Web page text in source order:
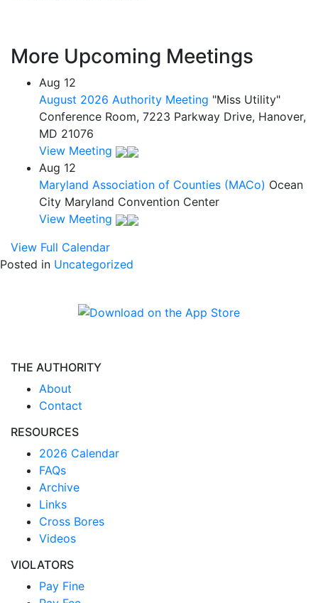
More Upcoming Meetings
Aug 12
August 2026 Authority Meeting "Miss Utility"
Conference Room, 7223 Parkway Drive, Hanover,
MD 21076
View Meeting
Aug 12
Maryland Association of Counties (MACo) Ocean
City Maryland Convention Center
View Meeting
View Full Calendar
Posted in Uncategorized
THE AUTHORITY
About
Contact
RESOURCES
2026 Calendar
FAQs
Archive
Links
Cross Bores
Videos
VIOLATORS
Pay Fine